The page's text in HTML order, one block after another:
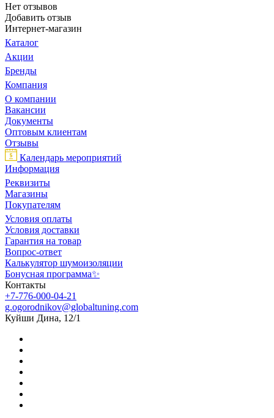
Нет отзывов
Добавить отзыв
Интернет-магазин
Каталог
Акции
Бренды
Компания
О компании
Вакансии
Документы
Оптовым клиентам
Отзывы
Календарь мероприятий
Информация
Реквизиты
Магазины
Покупателям
Условия оплаты
Условия доставки
Гарантия на товар
Вопрос-ответ
Калькулятор шумоизоляции
Бонусная программа✨
Контакты
+7-776-000-04-21
g.ogorodnikov@globaltuning.com
Куйши Дина, 12/1